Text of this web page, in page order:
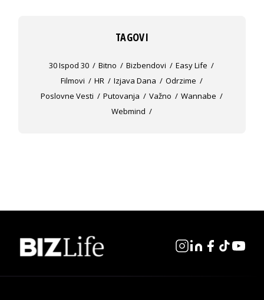
TAGOVI
30 Ispod 30 Bitno Bizbendovi
Easy Life
Filmovi
HR Izjava Dana
Odrzime
Poslovne Vesti
Putovanja Važno
Wannabe
Webmind